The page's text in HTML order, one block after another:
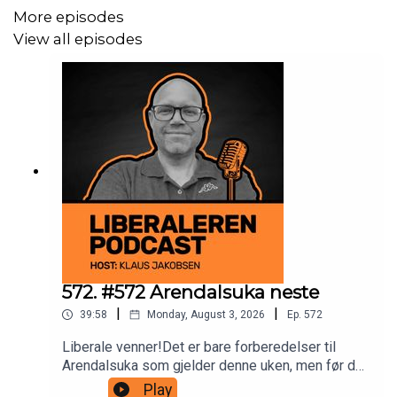
samt gi oss 5 stjerner i Spotify og Apple Podcast!
Vennligst abonner på podcasten i din egen app, så blir du
varslet når nye episoder kommer ut.
Følg/kontakt oss her:
liberalaften@gmail.com
https://www.facebook.com/liberalerenpodcast/
https://www.instagram.com/liberalerenpodcast/
https://twitter.com/LiberalerenP
Rate oss gjerne også i de apper som tilbyr dette!
More episodes
View all episodes
572. #572 Arendalsuka neste
39:58 Monday, August 3, 2026 Ep. 572
Liberale venner!Det er bare forberedelser til
Arendalsuka som gjelder denne uken, men før det
en liten podcast-episode til dere der ute i
Play